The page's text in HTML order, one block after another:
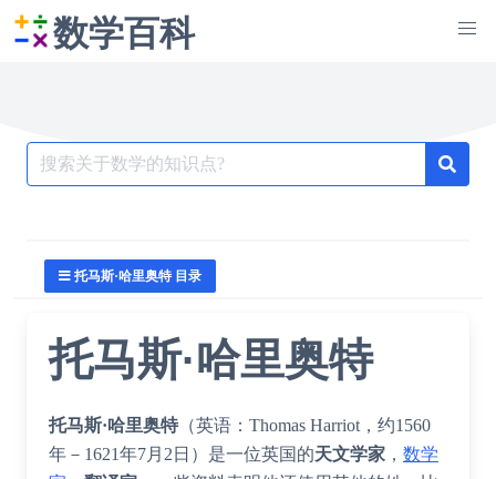
数学百科
Search
for:
托马斯·哈里奥特 目录
托马斯·哈里奥特
托马斯·哈里奥特（英语： Thomas Harriot ，约1560
年－1621年7月2日）是一位英国的天文学家 ， 数学